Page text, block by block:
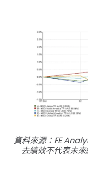
資料來源：FE
去績效不代表未